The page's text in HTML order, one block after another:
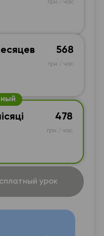
грн / час
568
грн / час
478
грн / час
урок